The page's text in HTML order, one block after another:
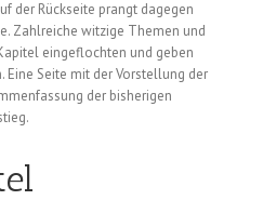
der Rückseite prangt dagegen
Zahlreiche witzige Themen und
eingeflochten und geben
Eine Seite mit der Vorstellung der
der bisherigen